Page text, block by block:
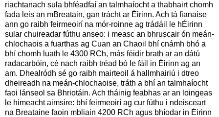
riachtanach sula bhféadfaí an talmhaíocht a thabhairt chomh
fada leis an mBreatain, gan trácht ar Éirinn. Ach tá fianaise
ann go raibh feirmeoirí na mór-roinne ag trádáil le hÉirinn
sular chuireadar fúthu anseo: i measc an bhruscair ón meán-
chlochaois a fuarthas ag Cuan an Chaoil bhí cnámh bhó a
bhí chomh luath le 4300 RCh, más féidir brath ar an dátú
radacarbóin, cé nach raibh tréad bó le fáil in Éirinn ag an
am. Dhealródh sé go raibh mairteoil á hallmhairiú i dtreo
dheireadh na meán-chlochaoise, tráth a bhí an talmhaíocht
faoi lánseol sa Bhriotáin. Ach tháinig feabhas ar an loingeas
le himeacht aimsire: bhí feirmeoirí ag cur fúthu i ndeisceart
na Breataine faoin mbliain 4200 RCh agus bhíodar in Éirinn